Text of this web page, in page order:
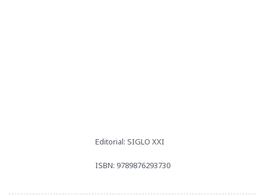
Editorial: SIGLO XXI
ISBN: 9789876293730